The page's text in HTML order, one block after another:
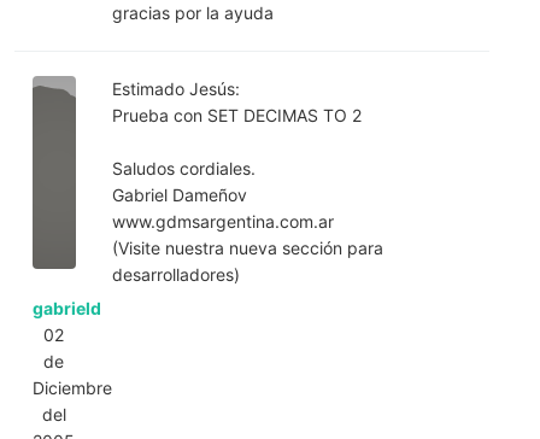
gracias por la ayuda
gabrield
02
de
Diciembre
del
Estimado Jesús:
Prueba con SET DECIMAS TO 2
Saludos cordiales.
Gabriel Dameñov
www.gdmsargentina.com.ar
(Visite nuestra nueva sección para
desarrolladores)